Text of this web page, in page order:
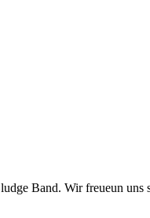
Band. Wir freueun uns